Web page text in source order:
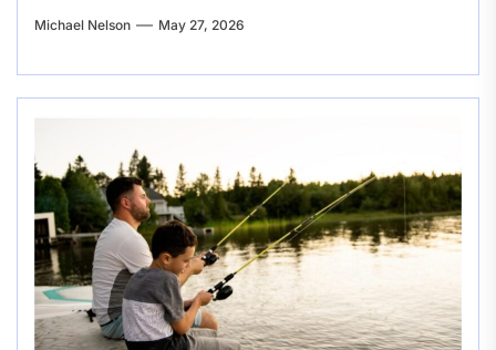
Michael Nelson May 27, 2026